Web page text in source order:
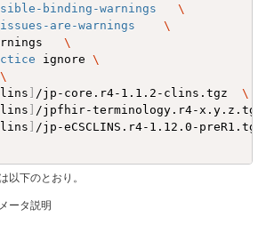
binding-warnings
\
are-warnings
\
\
ignore \
\
] /jp-core.r4-1.1.2-clins.tgz \
] /jpfhir-terminology.r4-
] /jp-eCSCLINS.r4-1.12.0-
以下のとおり。
ータ説明